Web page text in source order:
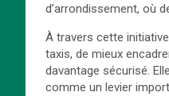
d’arrondissement, où
À travers cette
taxis, de mieux
davantage sécurisé.
comme un levier